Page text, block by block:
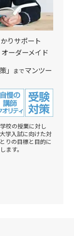
りサポート
ーダーメイド
」 までマンツー
校の授業に対し
学入試に向けた対
りの目標と目的に
ます。